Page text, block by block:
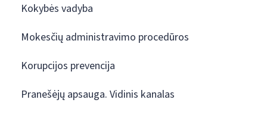
Kokybės vadyba
Mokesčių administravimo procedūros
Korupcijos prevencija
Pranešėjų apsauga. Vidinis kanalas